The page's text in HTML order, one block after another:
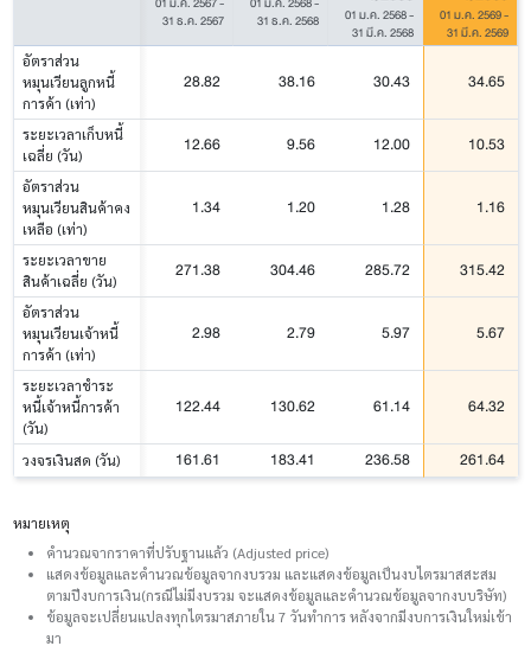
31 ธ.ค. 2567
31 ธ.ค. 2568
01 ม.ค. 2568-
31 มี.ค. 2568
01 ม.ค. 2569-
31 มี.ค. 2569
อัตราส่วน
หมุนเวียนลูกหนี้
การค้า (เท่า)
28.82 38.16 30.43 34.65
ระยะเวลาเก็บหนี้
เฉลี่ย (วัน)
12.66 9.56 12.00 10.53
อัตราส่วน
หมุนเวียนสินค้าคง
เหลือ (เท่า)
1.34 1.20 1.28 1.16
ระยะเวลาขาย
สินค้าเฉลี่ย (วัน)
271.38 304.46 285.72 315.42
อัตราส่วน
หมุนเวียนเจ้าหนี้
การค้า (เท่า)
2.98 2.79 5.97 5.67
ระยะเวลาชำระ
หนี้เจ้าหนี้การค้า
(วัน)
122.44 130.62 61.14 64.32
วงจรเงินสด (วัน) 161.61 183.41 236.58 261.64
หมายเหตุ
คำนวณจากราคาที่ปรับฐานแล้ว (Adjusted price)
แสดงข้อมูลและคำนวณข้อมูลจากงบรวม และแสดงข้อมูลเป็นงบไตรมาสสะสม
ตามปีงบการเงิน(กรณีไม่มีงบรวม จะแสดงข้อมูลและคำนวณข้อมูลจากงบบริษัท)
ข้อมูลจะเปลี่ยนแปลงทุกไตรมาสภายใน 7 วันทำการ หลังจากมีงบการเงินใหม่เข้า
มา